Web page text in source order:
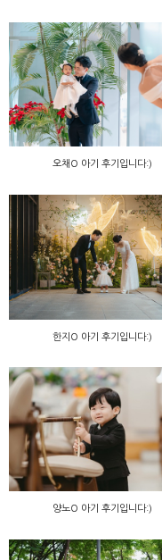
오채O 아기 후기입니다:)
한지O 아기 후기입니다:)
양노O 아기 후기입니다:)